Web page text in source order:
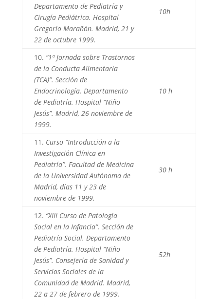
Departamento de Pediatría y
Cirugía Pediátrica. Hospital
Gregorio Marañón. Madrid, 21 y
22 de octubre 1999.
10h
10. “1ª Jornada sobre Trastornos
de la Conducta Alimentaria
(TCA)”. Sección de
Endocrinología. Departamento
de Pediatría. Hospital “Niño
Jesús”. Madrid, 26 noviembre de
1999.
10 h
11. Curso “Introducción a la
Investigación Clínica en
Pediatría”. Facultad de Medicina
de la Universidad Autónoma de
Madrid, días 11 y 23 de
noviembre de 1999.
30 h
12. “XIII Curso de Patología
Social en la Infancia”. Sección de
Pediatría Social. Departamento
de Pediatría. Hospital “Niño
Jesús”. Consejería de Sanidad y
Servicios Sociales de la
Comunidad de Madrid. Madrid,
22 a 27 de febrero de 1999.
52h